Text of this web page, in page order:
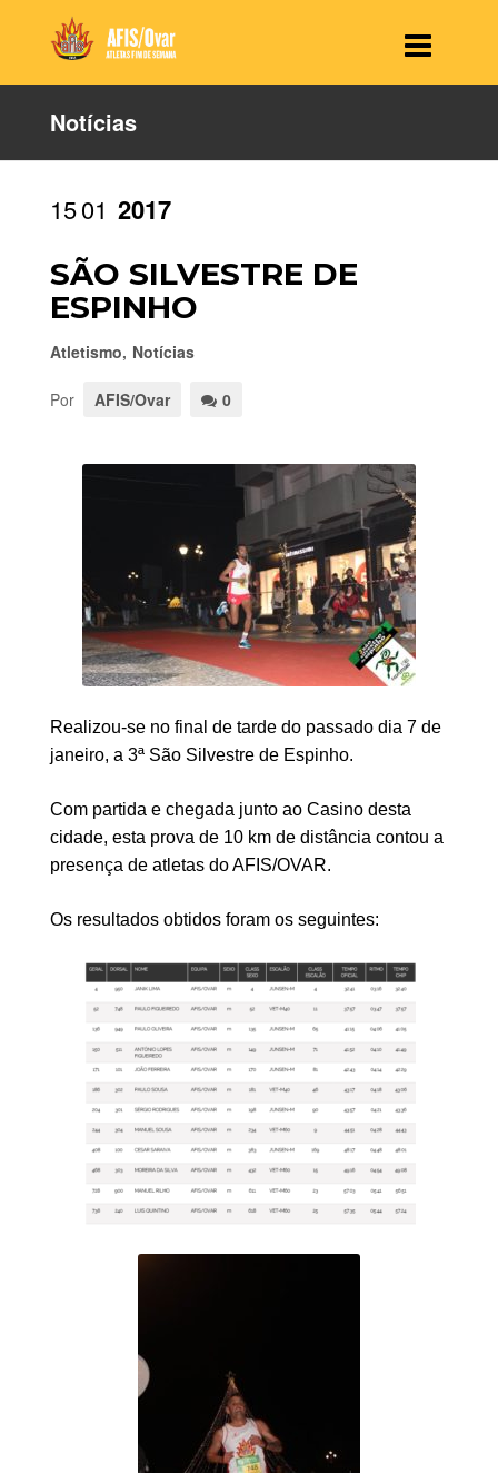
Notícias
1501 2017
SÃO SILVESTRE DE
ESPINHO
Atletismo, Notícias
Por AFIS/Ovar 0
Realizou-se no final de tarde do passado dia 7 de
janeiro, a 3ª São Silvestre de Espinho.
Com partida e chegada junto ao Casino desta
cidade, esta prova de 10 km de distância contou a
presença de atletas do AFIS/OVAR.
Os resultados obtidos foram os seguintes: